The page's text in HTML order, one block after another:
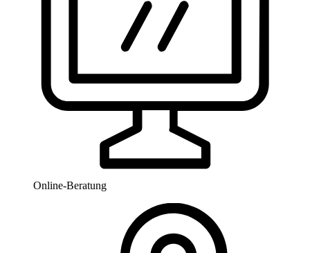
Online-Beratung